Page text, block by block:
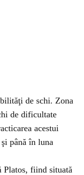
de schi. Zona
de dificultate
acestui
până în luna
Platos, fiind situată